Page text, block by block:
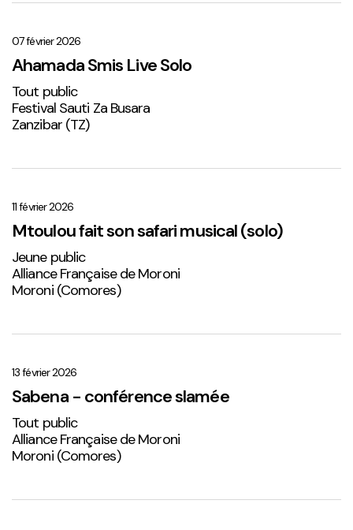
Live
Solo
1
07 février 2026
Ahamada Smis Live Solo
Tout public
Festival Sauti Za Busara
Zanzibar (TZ)
son
safari
musical
(solo)
11 février 2026
Mtoulou fait son safari musical (solo)
Jeune public
Alliance Française de Moroni
Moroni (Comores)
conférence
slamée
13 février 2026
Sabena - conférence slamée
Tout public
Alliance Française de Moroni
Moroni (Comores)